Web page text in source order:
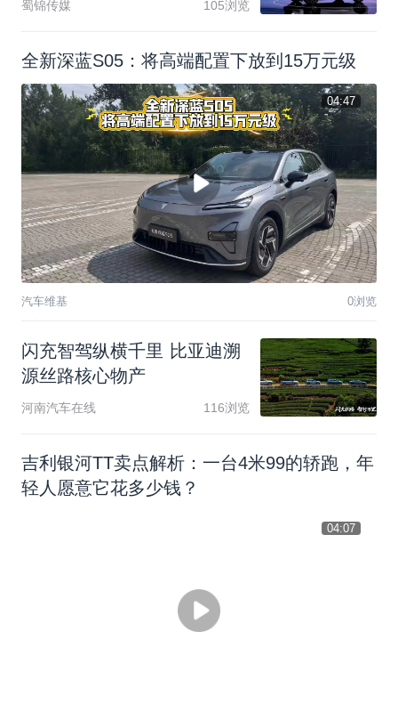
蜀锦传媒 105浏览
全新深蓝S05：将高端配置下放到15万元级
04:47
汽车维基 0浏览
闪充智驾纵横千里 比亚迪溯
源丝路核心物产
河南汽车在线 116浏览
吉利银河TT卖点解析：一台4米99的轿跑，年
轻人愿意它花多少钱？
04:07